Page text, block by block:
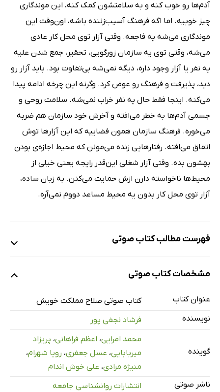
آدم‌ها رو خوب کنه و به سلامتشون کمک کنه، این موندگاری
چیز خوبیه. اما اگه فرهنگ آسیب‌زننده باشه، اون‌وقت این
موندگاری می‌شه یه فاجعه. وقتی آزار توی محل کار عادی
می‌شه، وقتی توی یه سازمان زورگویی، تحقیر، جمع شدن علیه
یه نفر یا آزار وجود داره، دیگه نمی‌شه بی‌تفاوت بود. باید آزار رو
دید، پذیرفت و فرهنگ رو عوض کرد. وگرنه این چرخه ادامه پیدا
می‌کنه. اینجا فقط حال یه نفر خراب نمی‌شه. سلامت روحی و
جسمی آدم‌ها به خطر می‌افته و آخرش خود سازمان هم ضربه
می‌خوره. فرهنگ سازمان همون فضاییه که این آزارها توش
اتفاق می‌افته. رفتارهایی زنده می‌مونن که محیط اجازه‌ی بودن
بهشون بده. وقتی آزار شغلی این‌قدر رایجه یعنی خیلی از
محیط‌ها ناخواسته دارن ازش حمایت می‌کنن. به زبان ساده،
آزار توی محل کار بدون یه محیط مساعد دووم نمی‌آره.
فهرست مطالب کتاب صوتی
نمونه
3 دقیقه معرفی
قسمت اول
25 دقیقه
قسمت چهارم
مشخصات کتاب صوتی
عنوان کتاب
کتاب صوتی صلاح مملکت خویش
نویسنده
فرشاد نجفی پور
گوینده
محمد امرایی، اعظم فراهانی، پریزاد
میربابایی، عسل جعفری، رویا شهرام،
منیژه مرادی، علی خوش اندام
ناشر صوتی
انتشارات روانشناسی جامعه